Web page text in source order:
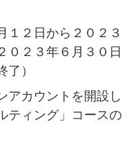
１２日から２０２３
０２３年６月３０日
）
アカウントを開設し
ティング」コースの